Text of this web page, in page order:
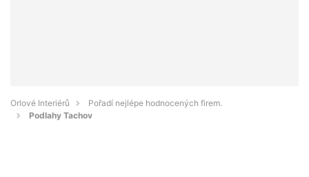
Orlové Interiérů
Pořadí nejlépe hodnocených firem.
Podlahy Tachov